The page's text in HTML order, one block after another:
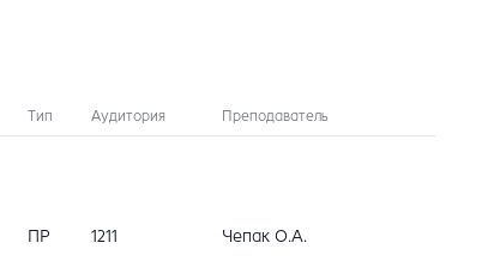
Тип Аудитория Преподаватель
ПР 1211 Чепак О.А.